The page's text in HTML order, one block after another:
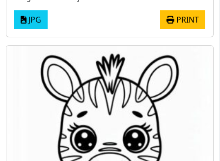
JPG PRINT